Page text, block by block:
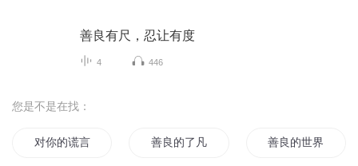
善良有尺，忍让有度
4 446
您是不是在找：
对你的谎言 善良的了凡 善良的世界